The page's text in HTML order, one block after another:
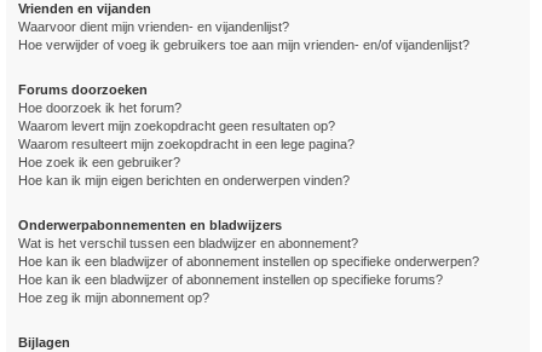
Vrienden en vijanden
Waarvoor dient mijn vrienden- en vijandenlijst?
Hoe verwijder of voeg ik gebruikers toe aan mijn vrienden- en/of vijandenlijst?
Forums doorzoeken
Hoe doorzoek ik het forum?
Waarom levert mijn zoekopdracht geen resultaten op?
Waarom resulteert mijn zoekopdracht in een lege pagina?
Hoe zoek ik een gebruiker?
Hoe kan ik mijn eigen berichten en onderwerpen vinden?
Onderwerpabonnementen en bladwijzers
Wat is het verschil tussen een bladwijzer en abonnement?
Hoe kan ik een bladwijzer of abonnement instellen op specifieke onderwerpen?
Hoe kan ik een bladwijzer of abonnement instellen op specifieke forums?
Hoe zeg ik mijn abonnement op?
Bijlagen